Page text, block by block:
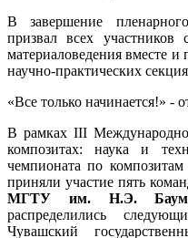
В завершение
призвал всех участников
материаловедения вместе и
научно-практических
«Все только начинается!» -
В рамках III
композитах: наука и
чемпионата по
приняли участие пять
МГТУ им. Н.Э.
распределились
Чувашский